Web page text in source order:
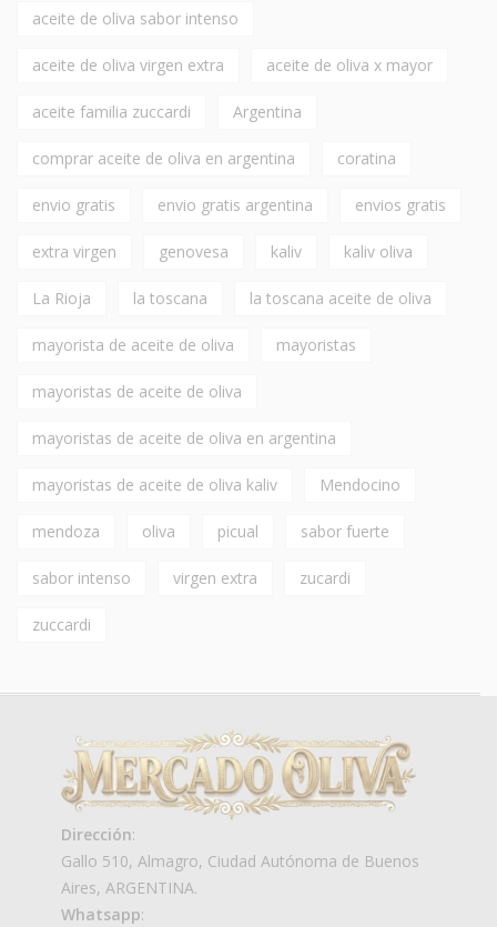
aceite de oliva sabor intenso
aceite de oliva virgen extra aceite de oliva x mayor
aceite familia zuccardi Argentina
comprar aceite de oliva en argentina coratina
envio gratis envio gratis argentina envios gratis
extra virgen genovesa kaliv kaliv oliva
La Rioja la toscana la toscana aceite de oliva
mayorista de aceite de oliva mayoristas
mayoristas de aceite de oliva
mayoristas de aceite de oliva en argentina
mayoristas de aceite de oliva kaliv Mendocino
mendoza oliva picual sabor fuerte
sabor intenso virgen extra zucardi
zuccardi
Dirección:
Gallo 510, Almagro, Ciudad Autónoma de Buenos
Aires, ARGENTINA.
Whatsapp: